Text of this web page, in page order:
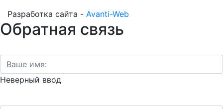
Разработка сайта - Avanti-Web
Обратная связь
Неверный ввод